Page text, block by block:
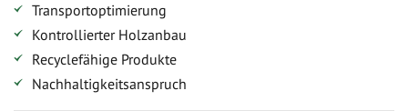
Transportoptimierung
Kontrollierter Holzanbau
Recyclefähige Produkte
Nachhaltigkeitsanspruch